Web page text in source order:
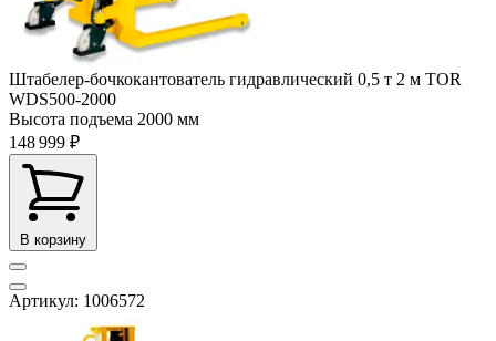
Штабелер-бочкокантователь гидравлический 0,5 т 2 м TOR
WDS500-2000
Высота подъема 2000 мм
148 999 ₽
В корзину
Артикул: 1006572